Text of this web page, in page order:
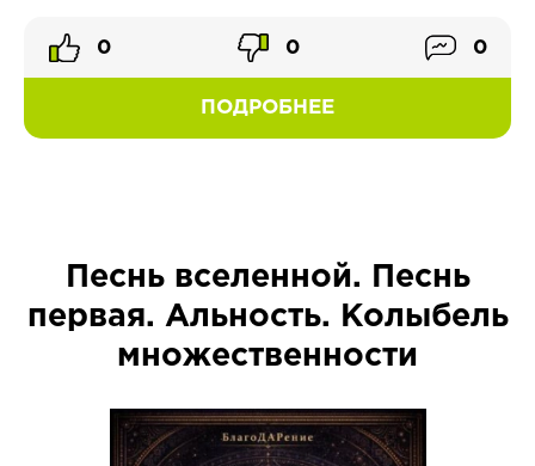
ПОДРОБНЕЕ
0 0 0
Песнь вселенной. Песнь
первая. Альность. Колыбель
множественности